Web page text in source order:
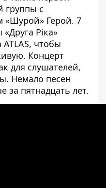
группы с
«Шурой» Герой. 7
Ріка»
чтобы
Концерт
для слушателей,
Немало песен
за пятнадцать лет.